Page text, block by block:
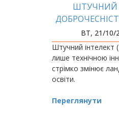
ШТУЧНИЙ
ВИКЛИК
ВТ, 21/10/
Штучний інтелект
лише технічною
стрімко змінює
освіти.
Переглянути